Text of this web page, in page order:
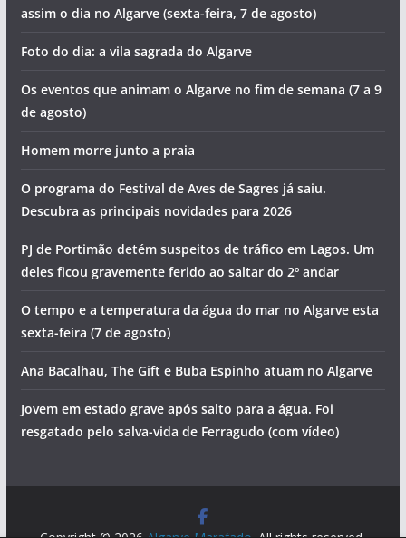
assim o dia no Algarve (sexta-feira, 7 de agosto)
Foto do dia: a vila sagrada do Algarve
Os eventos que animam o Algarve no fim de semana (7 a 9
de agosto)
Homem morre junto a praia
O programa do Festival de Aves de Sagres já saiu.
Descubra as principais novidades para 2026
PJ de Portimão detém suspeitos de tráfico em Lagos. Um
deles ficou gravemente ferido ao saltar do 2º andar
O tempo e a temperatura da água do mar no Algarve esta
sexta-feira (7 de agosto)
Ana Bacalhau, The Gift e Buba Espinho atuam no Algarve
Jovem em estado grave após salto para a água. Foi
resgatado pelo salva-vida de Ferragudo (com vídeo)